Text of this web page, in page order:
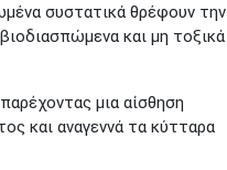
συστατικά θρέφουν την
και μη τοξικά
μια αίσθηση
και αναγεννά τα κύτταρα